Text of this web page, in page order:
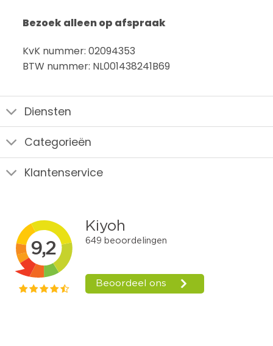
Bezoek alleen op afspraak
KvK nummer: 02094353
BTW nummer: NL001438241B69
Diensten
Categorieën
Klantenservice